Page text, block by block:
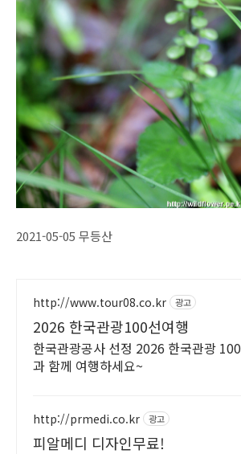
2021-05-05 무등산
http://www.tour08.co.kr 광고
2026 한국관광100선여행
한국관광공사 선정 2026 한국관광
과 함께 여행하세요~
http://prmedi.co.kr 광고
피알메디 디자인무료!